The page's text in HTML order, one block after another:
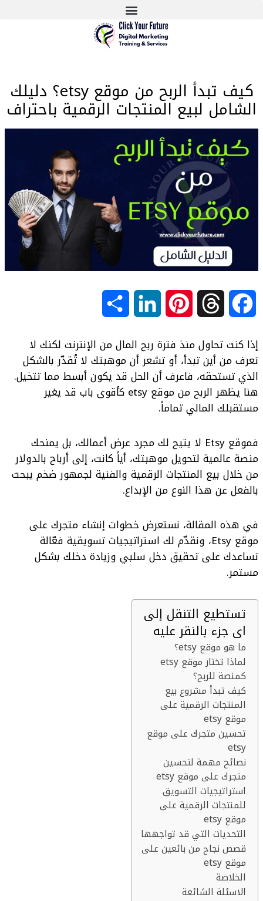
كيف تبدأ الربح من موقع etsy؟ دليلك
الشامل لبيع المنتجات الرقمية باحتراف
c
e
b
o
o
k
r
e
a
d
s
n
e
r
e
s
t
n
k
d
I
n
a
r
إذا كنت تحاول منذ فترة ربح المال من الإنترنت لكنك لا
تعرف من أين تبدأ، أو تشعر أن موهبتك لا تُقدّر بالشكل
الذي تستحقه، فاعرف أن الحل قد يكون أبسط مما تتخيل.
هنا يظهر الربح من موقع etsy كأقوى باب قد يغير
مستقبلك المالي تماماً.
فموقع Etsy لا يتيح لك مجرد عرض أعمالك، بل يمنحك
منصة عالمية لتحويل موهبتك، أياً كانت، إلى أرباح بالدولار
من خلال بيع المنتجات الرقمية والفنية لجمهور ضخم يبحث
بالفعل عن هذا النوع من الإبداع.
في هذه المقالة، نستعرض خطوات إنشاء متجرك على
موقع Etsy، ونقدّم لك استراتيجيات تسويقية فعّالة
تساعدك على تحقيق دخل سلبي وزيادة دخلك بشكل
مستمر.
تستطيع التنقل إلى
اى جزء بالنقر عليه
ما هو موقع etsy؟
لماذا تختار موقع etsy
كمنصة للربح؟
كيف تبدأ مشروع بيع
المنتجات الرقمية على
موقع etsy
تحسين متجرك على موقع
etsy
نصائح مهمة لتحسين
متجرك على موقع etsy
استراتيجيات التسويق
للمنتجات الرقمية على
موقع etsy
التحديات التي قد تواجهها
قصص نجاح من بائعين على
موقع etsy
الخلاصة
الاسئلة الشائعة